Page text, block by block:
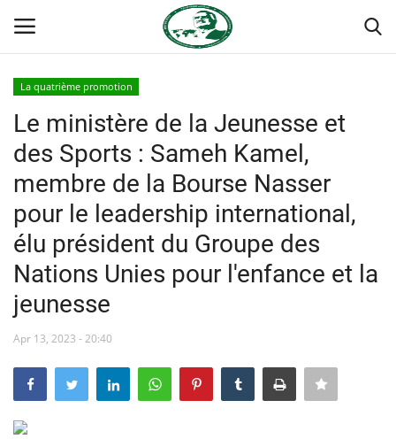
Accueil
Terms & Conditions
Contact
Forum international Nasser
Héritage de Gamal Abdel Nasser
Les auspices
L'Égypte
La quatrième promotion
Le ministère de la Jeunesse et
des Sports : Sameh Kamel,
membre de la Bourse Nasser
pour le leadership international,
élu président du Groupe des
Nations Unies pour l'enfance et la
jeunesse
Apr 13, 2023 - 20:40